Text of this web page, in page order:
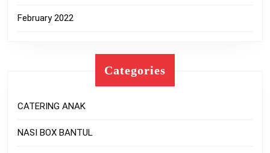
February 2022
Categories
CATERING ANAK
NASI BOX BANTUL